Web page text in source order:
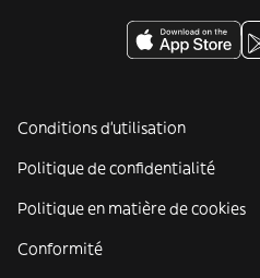
Conditions d'utilisation
Politique de confidentialité
Politique en matière de cookies
Conformité